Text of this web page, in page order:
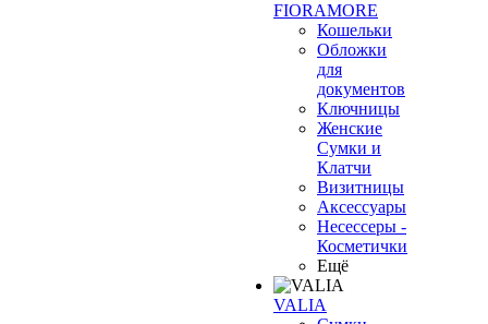
FIORAMORE
Кошельки
Обложки
для
документов
Ключницы
Женские
Сумки и
Клатчи
Визитницы
Аксессуары
Несессеры -
Косметички
Ещё
VALIA